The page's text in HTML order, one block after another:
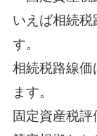
いえば相続
す。
相続税路線価
ます。
固定資産税